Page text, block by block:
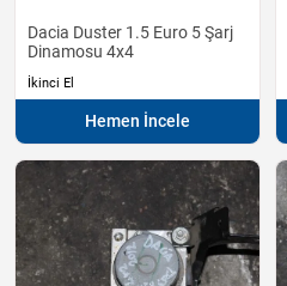
Dacia Duster 1.5 Euro 5 Şarj
Dinamosu 4x4
İkinci El
Hemen İncele